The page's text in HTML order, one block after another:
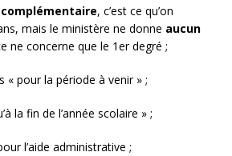
, c’est ce qu’on
mais le ministère ne donne aucun
ne concerne que le 1er degré ;
pour la période à venir » ;
la fin de l’année scolaire » ;
l’aide administrative ;